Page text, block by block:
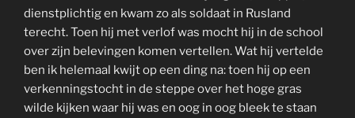
dienstplichtig en kwam zo als soldaat in Rusland
terecht. Toen hij met verlof was mocht hij in de school
over zijn belevingen komen vertellen. Wat hij vertelde
ben ik helemaal kwijt op een ding na: toen hij op een
verkenningstocht in de steppe over het hoge gras
wilde kijken waar hij was en oog in oog bleek te staan